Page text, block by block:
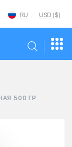
USD ($)
RU
500 ГР